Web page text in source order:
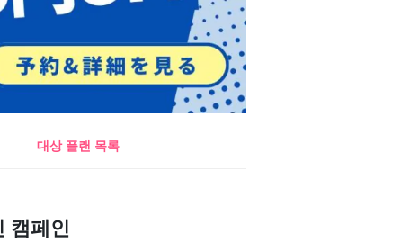
대상 플랜 목록
캠페인